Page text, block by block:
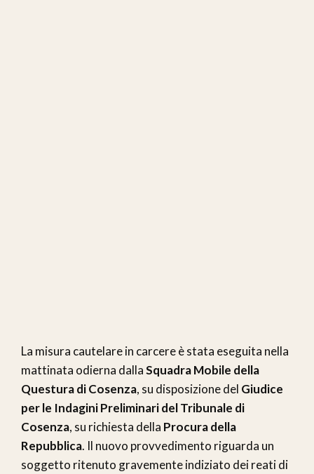
La misura cautelare in carcere è stata eseguita nella
mattinata odierna dallaSquadra Mobile della
Questura di Cosenza, su disposizione del Giudice
per le Indagini Preliminari del Tribunale di
Cosenza, su richiesta della Procura della
Repubblica. Il nuovo provvedimento riguarda un
soggetto ritenuto gravemente indiziato dei reati di